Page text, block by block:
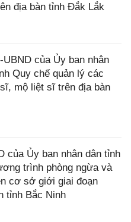
địa bàn tỉnh Đắk Lắk
của Ủy ban nhân
Quy chế quản lý các
mộ liệt sĩ trên địa bàn
của Ủy ban nhân dân tỉnh
trình phòng ngừa và
cơ sở giới giai đoạn
tỉnh Bắc Ninh